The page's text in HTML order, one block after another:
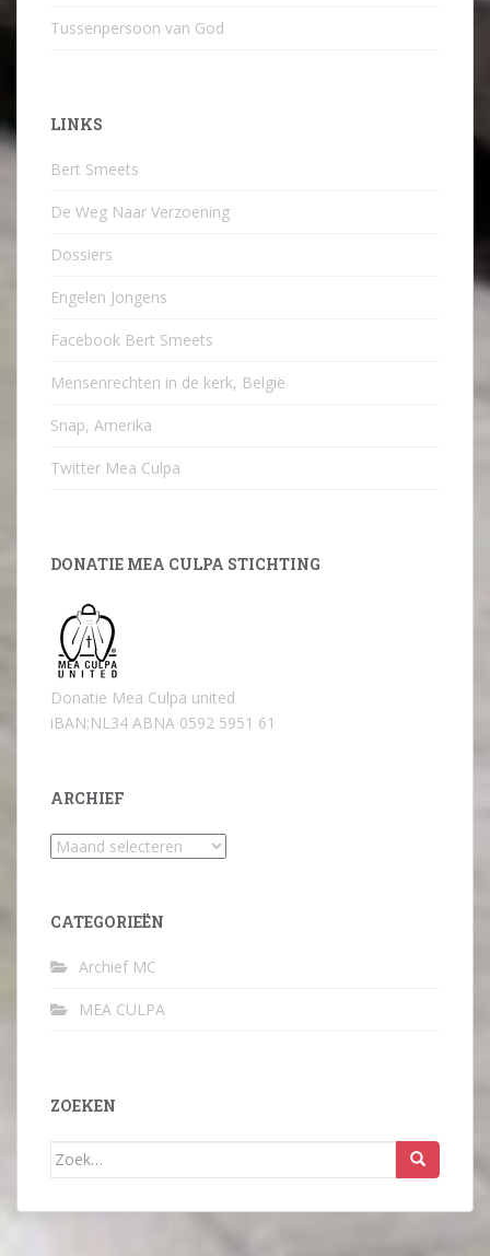
Tussenpersoon van God
LINKS
Bert Smeets
De Weg Naar Verzoening
Dossiers
Engelen Jongens
Facebook Bert Smeets
Mensenrechten in de kerk, België
Snap, Amerika
Twitter Mea Culpa
DONATIE MEA CULPA STICHTING
Donatie Mea Culpa united
iBAN:NL34 ABNA 0592 5951 61
ARCHIEF
Archief
CATEGORIEËN
Archief MC
MEA CULPA
ZOEKEN
Zoek